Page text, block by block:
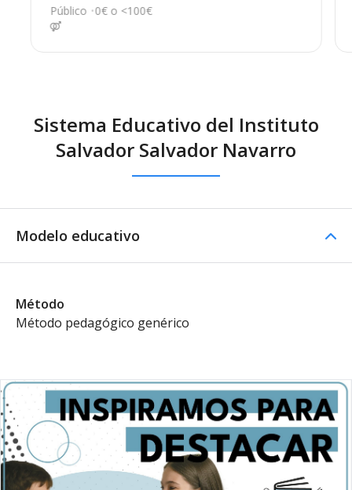
Público 0€ o <100€
Sistema Educativo del Instituto
Salvador Salvador Navarro
Modelo educativo
Método
Método pedagógico genérico